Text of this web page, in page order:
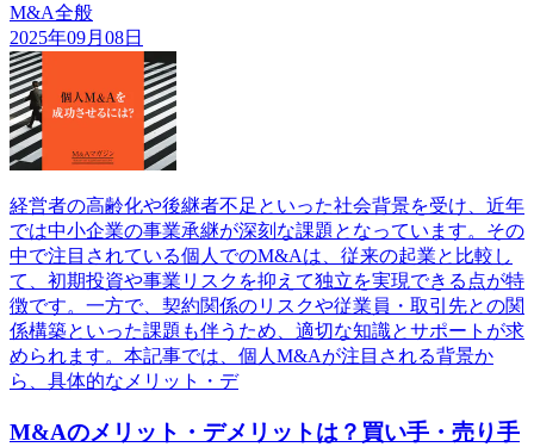
M&A全般
2025年09月08日
経営者の高齢化や後継者不足といった社会背景を受け、近年
では中小企業の事業承継が深刻な課題となっています。その
中で注目されている個人でのM&Aは、従来の起業と比較し
て、初期投資や事業リスクを抑えて独立を実現できる点が特
徴です。一方で、契約関係のリスクや従業員・取引先との関
係構築といった課題も伴うため、適切な知識とサポートが求
められます。本記事では、個人M&Aが注目される背景か
ら、具体的なメリット・デ
M&Aのメリット・デメリットは？買い手・売り手